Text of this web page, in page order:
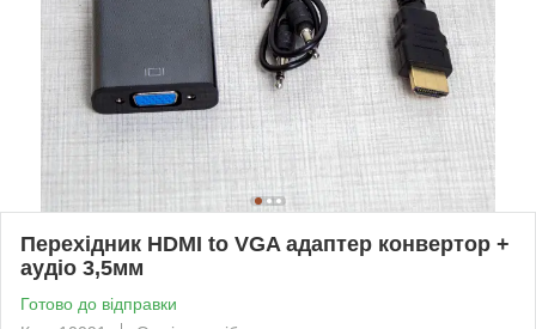
Перехідник HDMI to VGA адаптер конвертор +
аудіо 3,5мм
Готово до відправки